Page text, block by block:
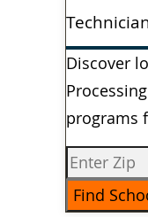
Discover
programs